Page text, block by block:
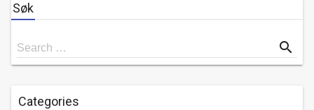
Søk
Search
for
Search … search
Categories